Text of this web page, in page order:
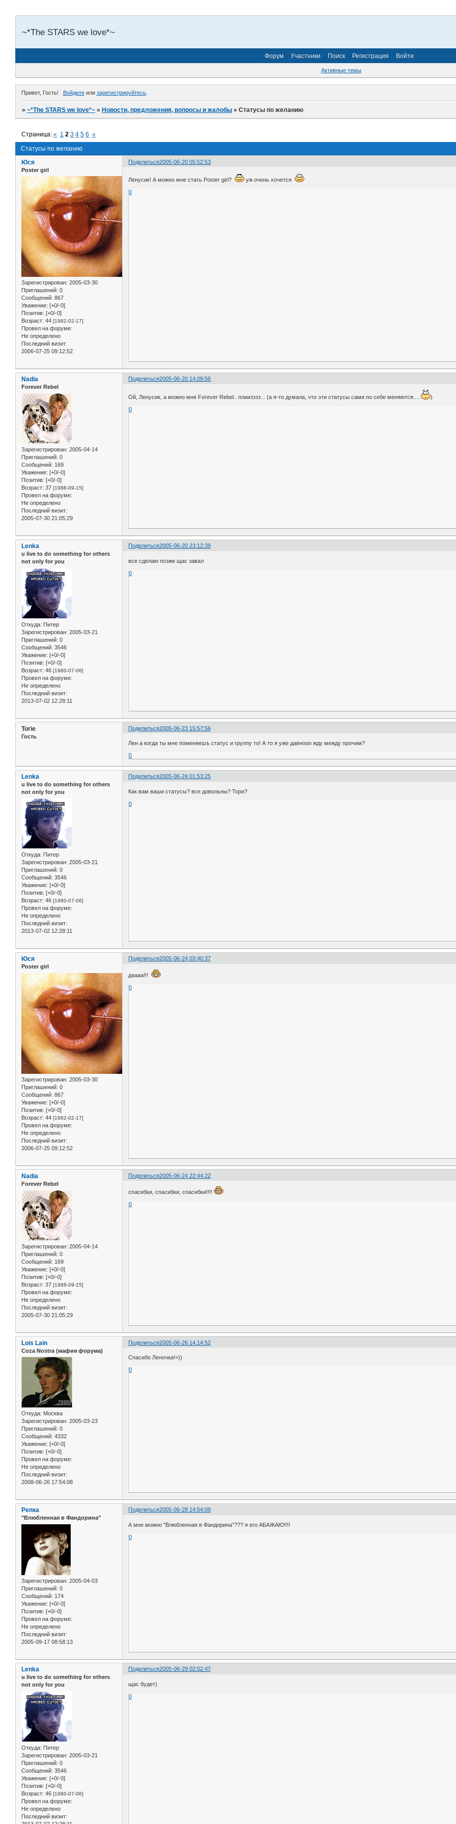
~*The STARS we love*~
Форум Участники Поиск Регистрация Войти
Активные темы
Привет, Гость! Войдитеили зарегистрируйтесь.
»~*The STARS we love*~ »Новости, предложения, вопросы и жалобы »Статусы по желанию
Статусы по желанию
Страница:« 1 2 3 4 5 6 »
Поделиться2005-06-20 05:52:53
Юся
Poster girl
Зарегистрирован: 2005-03-30
Приглашений: 0
Сообщений: 867
Уважение: [+0/-0]
Позитив: [+0/-0]
Возраст: 44 [1982-02-17]
Провел на форуме:
Не определено
Последний визит:
2006-07-25 09:12:52
Ленусик! А можно мне стать Poster girl?
уж очень хочется
0
Поделиться2005-06-20 14:09:56
Nadia
Forever Rebel
Зарегистрирован: 2005-04-14
Приглашений: 0
Сообщений: 169
Уважение: [+0/-0]
Позитив: [+0/-0]
Возраст: 37 [1988-09-15]
Провел на форуме:
Не определено
Последний визит:
2005-07-30 21:05:29
Ой, Ленусик, а можно мне Forever Rebel.. плиизззз... (а я-то думала, что эти статусы сами по себе меняются.....
)
0
Поделиться2005-06-20 23:12:39
Lenka
u live to do something for others
not only for you
Откуда: Питер
Зарегистрирован: 2005-03-21
Приглашений: 0
Сообщений: 3546
Уважение: [+0/-0]
Позитив: [+0/-0]
Возраст: 46 [1980-07-06]
Провел на форуме:
Не определено
Последний визит:
2013-07-02 12:28:11
все сделаю позже щас завал
0
Поделиться2005-06-23 15:57:56
Torie
Гость
Лен а когда ты мне поменяешъ статус и группу то! А то я уже давнооо жду между прочим?
0
Поделиться2005-06-24 01:53:25
Lenka
u live to do something for others
not only for you
Откуда: Питер
Зарегистрирован: 2005-03-21
Приглашений: 0
Сообщений: 3546
Уважение: [+0/-0]
Позитив: [+0/-0]
Возраст: 46 [1980-07-06]
Провел на форуме:
Не определено
Последний визит:
2013-07-02 12:28:11
Как вам ваши статусы? все довольны? Тори?
0
Поделиться2005-06-24 03:40:37
Юся
Poster girl
Зарегистрирован: 2005-03-30
Приглашений: 0
Сообщений: 867
Уважение: [+0/-0]
Позитив: [+0/-0]
Возраст: 44 [1982-02-17]
Провел на форуме:
Не определено
Последний визит:
2006-07-25 09:12:52
даааа!!!
0
Поделиться2005-06-24 22:44:22
Nadia
Forever Rebel
Зарегистрирован: 2005-04-14
Приглашений: 0
Сообщений: 169
Уважение: [+0/-0]
Позитив: [+0/-0]
Возраст: 37 [1988-09-15]
Провел на форуме:
Не определено
Последний визит:
2005-07-30 21:05:29
спасибки, спасибки, спасибки!!!!
0
Поделиться2005-06-26 14:14:52
Lois Lain
Coza Nostra (мафия форума)
Откуда: Москва
Зарегистрирован: 2005-03-23
Приглашений: 0
Сообщений: 4332
Уважение: [+0/-0]
Позитив: [+0/-0]
Провел на форуме:
Не определено
Последний визит:
2008-06-26 17:54:08
Спасибо Леночка!=))
0
Поделиться2005-06-28 14:54:09
Репка
"Влюбленная в Фандорина"
Зарегистрирован: 2005-04-03
Приглашений: 0
Сообщений: 174
Уважение: [+0/-0]
Позитив: [+0/-0]
Провел на форуме:
Не определено
Последний визит:
2005-09-17 08:58:13
А мне можно "Влюбленная в Фандорина"??? я его АБАЖАЮ!!!!
0
Поделиться2005-06-29 02:02:47
Lenka
u live to do something for others
not only for you
Откуда: Питер
Зарегистрирован: 2005-03-21
Приглашений: 0
Сообщений: 3546
Уважение: [+0/-0]
Позитив: [+0/-0]
Возраст: 46 [1980-07-06]
Провел на форуме:
Не определено
Последний визит:
щас будет)
0